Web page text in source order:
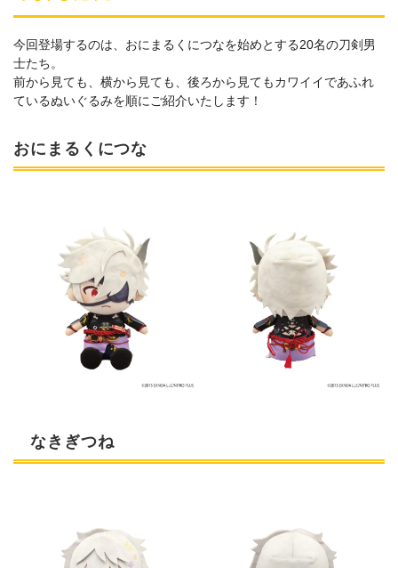
今回登場するのは、おにまるくにつなを始めとする20名の刀剣男
士たち。
前から見ても、横から見ても、後ろから見てもカワイイであふれ
ているぬいぐるみを順にご紹介いたします！
おにまるくにつな
なきぎつね